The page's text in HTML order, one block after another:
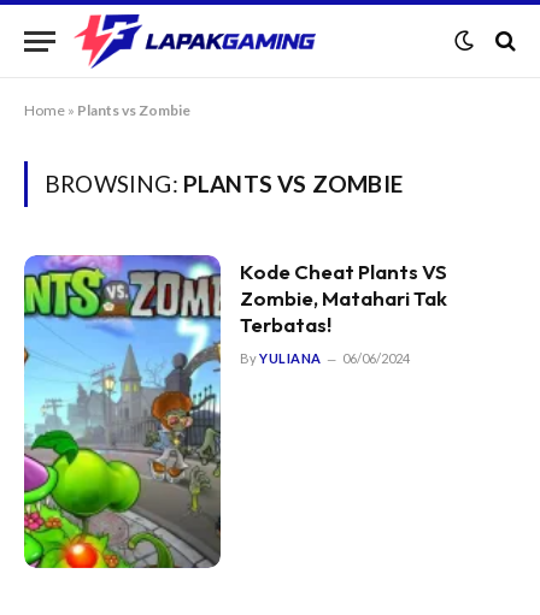
Home » Plants vs Zombie
BROWSING: PLANTS VS ZOMBIE
Kode Cheat Plants VS
Zombie, Matahari Tak
Terbatas!
ByYULIANA 06/06/2024